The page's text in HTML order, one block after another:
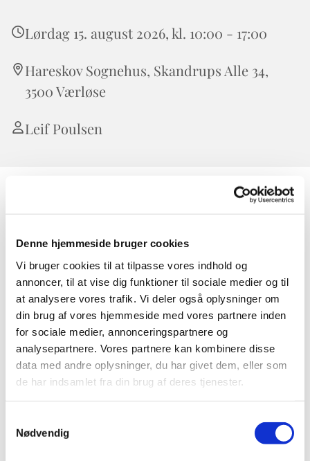
Denne hjemmeside bruger cookies
Vi bruger cookies til at tilpasse vores indhold og
annoncer, til at vise dig funktioner til sociale medier og til
at analysere vores trafik. Vi deler også oplysninger om
din brug af vores hjemmeside med vores partnere inden
for sociale medier, annonceringspartnere og
analysepartnere. Vores partnere kan kombinere disse
data med andre oplysninger, du har givet dem, eller som
de har indsamlet fra din brug af deres tjenester.
Nødvendig
Lørdag 15. august 2026, kl. 10:00 - 17:00
Hareskov Sognehus, Skandrups Alle 34,
3500 Værløse
Leif Poulsen
Tag med Hareskov Kirke på en hyggelig sensommertur til den
spiser frokost på frilandsmuseet Kulturen og afslutter dagen
med kaffe og kage i Botaniska trädgården.
Hareskov kirke kl. 10 og er hjemme igen kl. ca. 17. Pris pr.
deltager 250 kr. inkl. transport, entre, rundvisning og
fortæring.Max. 50 deltagere. Tilmelding og betaling senest
senest d. 8. august. 2026.
Tilmelding til Leif Poulsen på mail
leif.poulsen.privat@gmail.comeller tlf. 3166 9075
Betaling til Leif Poulsen på MobilePay nummer 0829LB